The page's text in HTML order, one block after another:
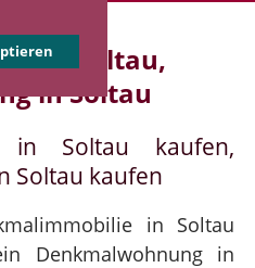
in Soltau,
in Soltau
in Soltau kaufen,
Soltau kaufen
in Soltau
Denkmalwohnung in